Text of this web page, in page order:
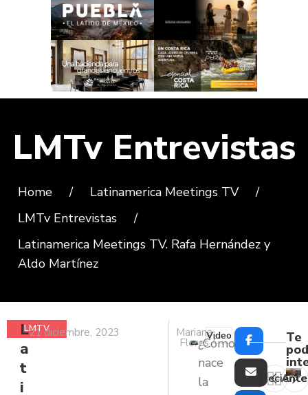
LMTv Entrevistas
Home / Latinamerica Meetings TV
/
LMTv Entrevistas
/
Latinamerica Meetings TV. Rafa Hernández y
Aldo Martínez
LMTV
ENTREVISTAS
L
a
t
i
21 diciembre, 2023 Mariana
Flores¿Cómo
nace
la
Video
Reciente
Te